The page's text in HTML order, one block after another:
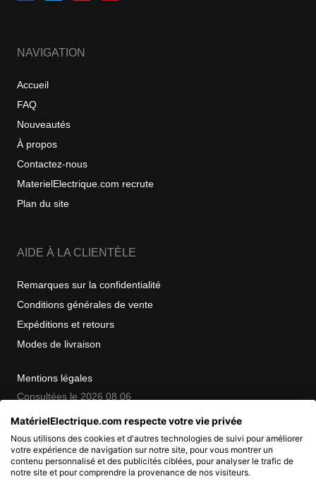
NAVIGATION
Accueil
FAQ
Nouveautés
À propos
Contactez-nous
MaterielElectrique.com recrute
Plan du site
AIDE À LA CLIENTÈLE
Remarques sur la confidentialité
Conditions générales de vente
Expéditions et retours
Modes de livraison
Mentions légales
Consultées le 2026 08 06
COPYRIGHT
© 2007 - 2026 Nimbanet
MatérielElectrique.com respecte votre vie privée
Nous utilisons des cookies et d'autres technologies de suivi pour améliorer
votre expérience de navigation sur notre site, pour vous montrer un
contenu personnalisé et des publicités ciblées, pour analyser le trafic de
notre site et pour comprendre la provenance de nos visiteurs.